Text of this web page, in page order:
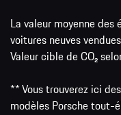
La valeur moyenne des
voitures neuves
Valeur cible de CO₂
** Vous trouverez ici des
modèles Porsche tout-